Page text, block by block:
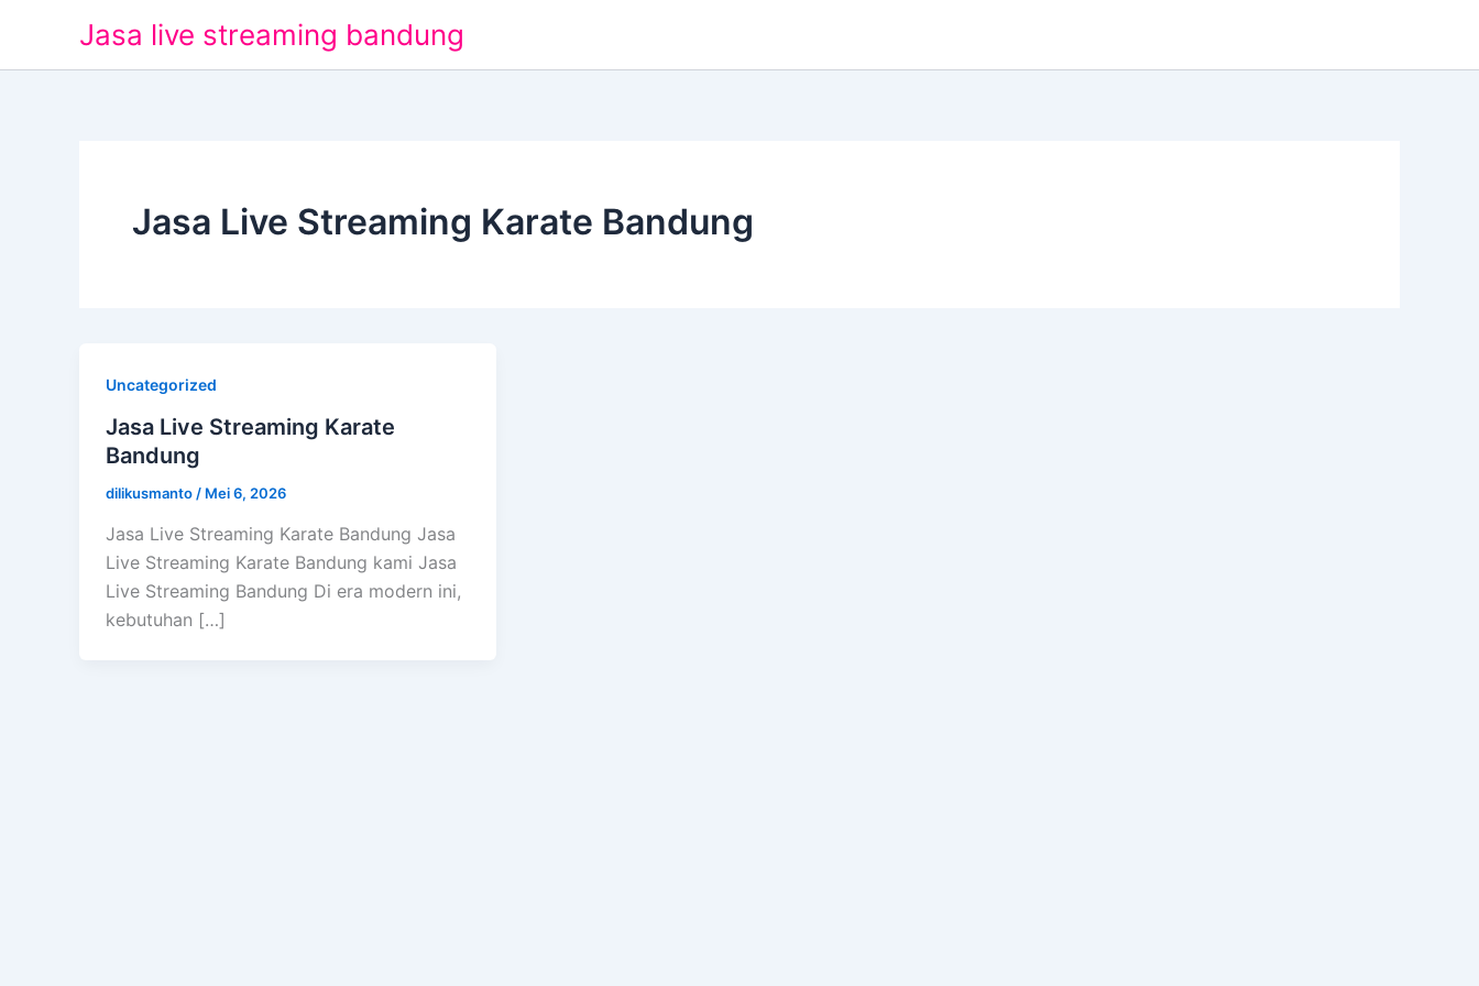
konten
Jasa live streaming bandung
Jasa Live Streaming Karate Bandung
Uncategorized
Jasa Live Streaming Karate
Bandung
dilikusmanto / Mei 6, 2026
Jasa Live Streaming Karate Bandung Jasa
Live Streaming Karate Bandung kami Jasa
Live Streaming Bandung Di era modern ini,
kebutuhan […]